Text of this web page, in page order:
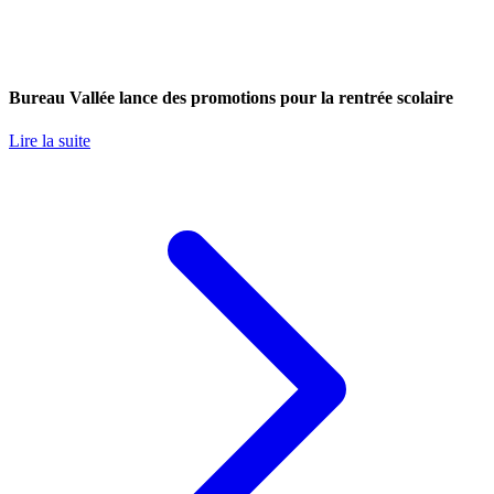
Bureau Vallée lance des promotions pour la rentrée scolaire
Lire la suite